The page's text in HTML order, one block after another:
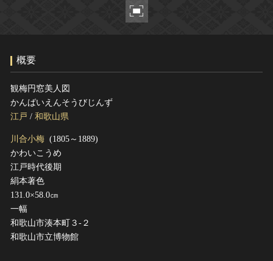
このサイトについて
サイトのご意見はこちら
文化遺産データベース
概要
観梅円窓美人図
かんばいえんそうびじんず
江戸 / 和歌山県
川合小梅 (1805～1889)
かわいこうめ
江戸時代後期
絹本著色
131.0×58.0㎝
一幅
和歌山市湊本町３‐２
和歌山市立博物館